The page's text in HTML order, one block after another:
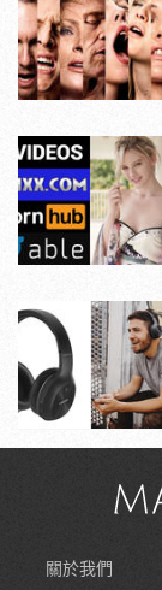
關於我們